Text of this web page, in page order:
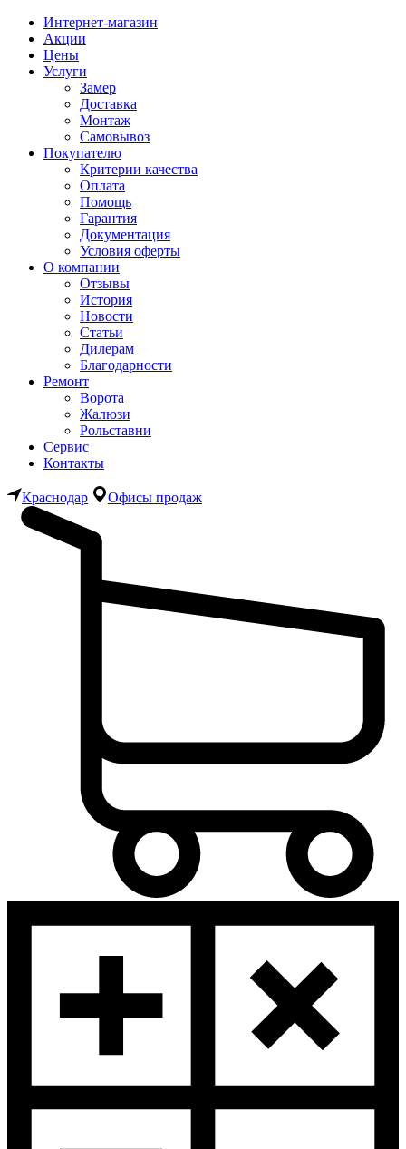
Интернет-магазин
Акции
Цены
Услуги
Замер
Доставка
Монтаж
Самовывоз
Покупателю
Критерии качества
Оплата
Помощь
Гарантия
Документация
Условия оферты
О компании
Отзывы
История
Новости
Статьи
Дилерам
Благодарности
Ремонт
Ворота
Жалюзи
Рольставни
Сервис
Контакты
Краснодар Офисы продаж